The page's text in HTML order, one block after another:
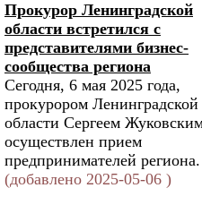
Прокурор Ленинградской
области встретился с
представителями бизнес-
сообщества региона
Сегодня, 6 мая 2025 года,
прокурором Ленинградской
области Сергеем
осуществлен прием
предпринимателей региона.
(добавлено 2025-05-06 )